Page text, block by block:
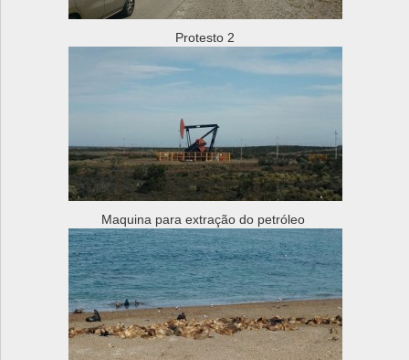
Protesto 2
Maquina para extração do petróleo